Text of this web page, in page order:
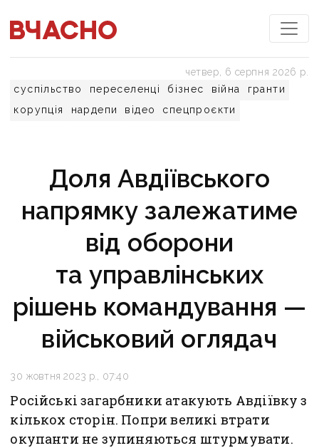
суспільство переселенці бізнес війна
гранти
корупція
нардепи відео спецпроєкти
четвер, 6 серпня 2026 р.
Доля Авдіївського
напрямку залежатиме
від оборони
та управлінських
рішень командування —
військовий оглядач
30 жовтня 2023 р., 07:40
Російські загарбники атакують Авдіївку з
кількох сторін. Попри великі втрати
окупанти не зупиняються штурмувати.